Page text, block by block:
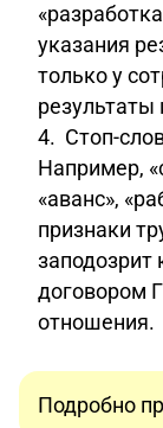
указания
только у
результаты
Стоп-
Например,
«аванс»,
признаки
договором
отношения.
Подробно